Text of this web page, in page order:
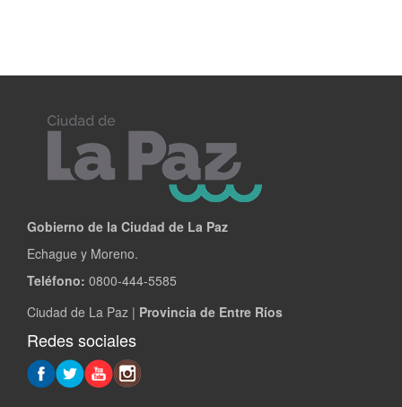
Gobierno de la Ciudad de La Paz
Echague y Moreno.
Teléfono: 0800-444-5585
Ciudad de La Paz | Provincia de Entre Ríos
Redes sociales